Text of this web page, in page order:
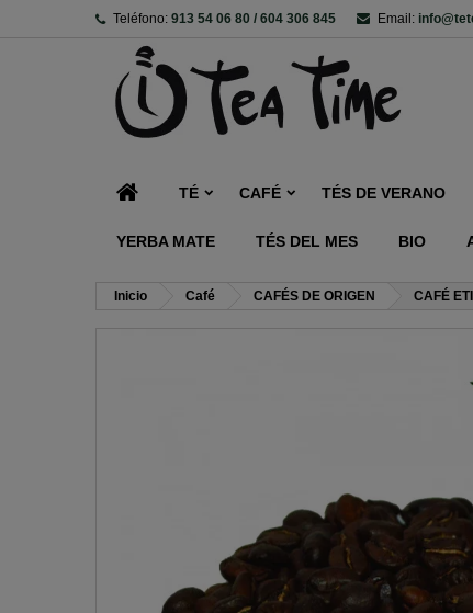
Teléfono: 913 54 06 80 / 604 306 845 Email:
TÉ CAFÉ TÉS DE VERANO
YERBA MATE TÉS DEL MES BIO
Inicio Café CAFÉS DE ORIGEN CAFÉ